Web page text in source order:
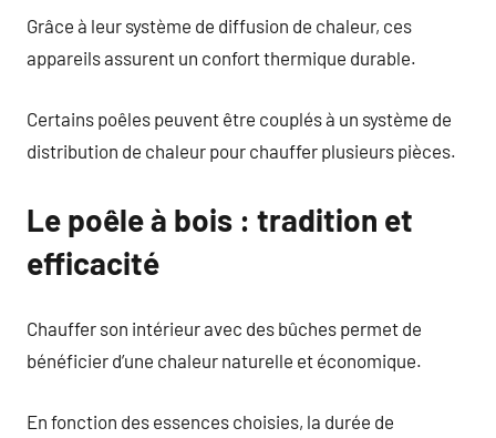
Grâce à leur système de diffusion de chaleur, ces
appareils assurent un confort thermique durable.
Certains poêles peuvent être couplés à un système de
distribution de chaleur pour chauffer plusieurs pièces.
Le poêle à bois : tradition et
efficacité
Chauffer son intérieur avec des bûches permet de
bénéficier d’une chaleur naturelle et économique.
En fonction des essences choisies, la durée de